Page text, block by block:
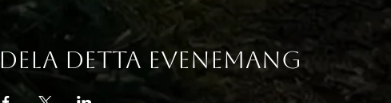
Dela detta evenemang